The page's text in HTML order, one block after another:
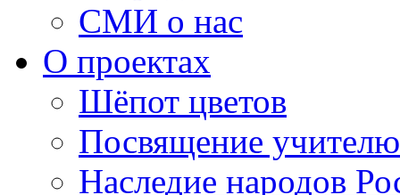
СМИ о нас
О проектах
Шёпот цветов
Посвящение учителю
Наследие народов